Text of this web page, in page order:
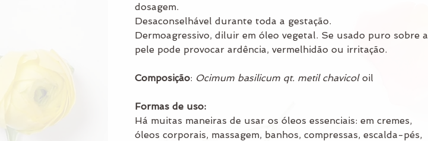
dosagem.
Desaconselhável durante toda a gestação.
Dermoagressivo, diluir em óleo vegetal. Se usado puro sobre a
pele pode provocar ardência, vermelhidão ou irritação.
Composição: Ocimum basilicum qt. metil chavicoloil
Formas de uso:
Há muitas maneiras de usar os óleos essenciais: em cremes,
óleos corporais, massagem, banhos, compressas, escalda-pés,